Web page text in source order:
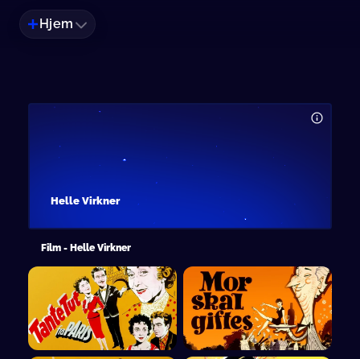
Hjem
Helle Virkner
Film - Helle Virkner